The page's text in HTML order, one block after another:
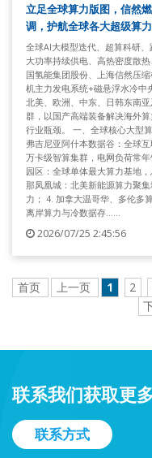
立足全球算力版图，信然
调，护航全球各大超级算
全球AI大模型迭代、超算科研
大功率持续供电、高热密度散
国氢能集团股份、上海信然压
机主力发电系统+磁悬浮水冷中
北美、欧洲、中东、日韩东南
群，以国产高端装备解决海外
行业瓶颈。 一、全球核心大型
弗吉尼亚阿什本数据谷：全球
万卡级智算集群，电网负荷常
园区：全球单体最大算力基地
那凤凰城：北美新能源算力聚
力； 4. 加拿大温哥华、多伦多
离岸算力与冷数据存......
2026/07/25 2:45:56
首页 上一页 1 2
联系我们获取更
联系方式